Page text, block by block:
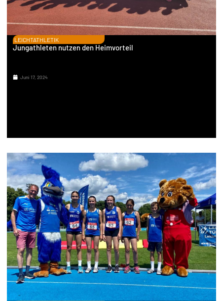
LEICHTATHLETIK
Jungathleten nutzen den Heimvorteil
Juni 17, 2024